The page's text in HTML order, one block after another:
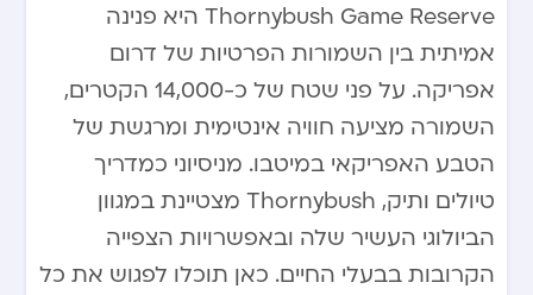
Thornybush Game Reserve היא פנינה
אמיתית בין השמורות הפרטיות של דרום
אפריקה. על פני שטח של כ-14,000 הקטרים,
השמורה מציעה חוויה אינטימית ומרגשת של
הטבע האפריקאי במיטבו. מניסיוני כמדריך
טיולים ותיק, Thornybush מצטיינת במגוון
הביולוגי העשיר שלה ובאפשרויות הצפייה
הקרובות בבעלי החיים. כאן תוכלו לפגוש את כל